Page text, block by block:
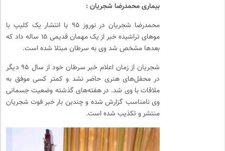
بیماری محمدرضا شجریان :
محمدرضا شجریان در نوروز ۹۵ با انتشار یک کلیپ با
موهای تراشیده خبر از یک مهمان قدیمی ۱۵ ساله داد که
بعدها مشخص شد وی به سرطان مبتلا شده است.
شجریان از زمان اعلام خبر سرطان خود از سال ۹۵ دیگر
در محفل‌های هنری حاضر نشد و کمتر کسی موفق به
ملاقات با وی شد. در هفته‌های گذشته وضعیت جسمانی
وی نامناسب گزارش شده و چندین بار خبر فوت شجریان
منتشر و تکذیب شده است.